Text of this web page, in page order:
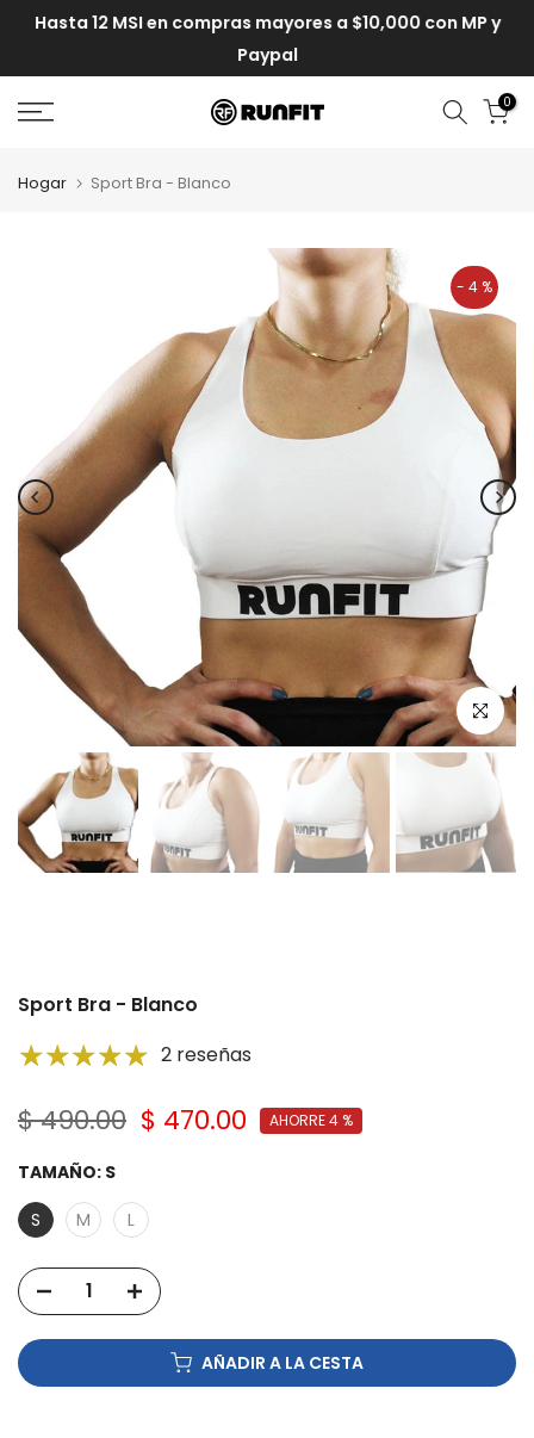
Hasta 12 MSI en compras mayores a $10,000 con MP y
Paypal
0
Hogar Sport Bra - Blanco
Reproducir
- 4 %
Click
Sport Bra - Blanco
2 reseñas
$ 490.00 $ 470.00 AHORRE 4 %
TAMAÑO: S
S
M L
AÑADIR A LA CESTA